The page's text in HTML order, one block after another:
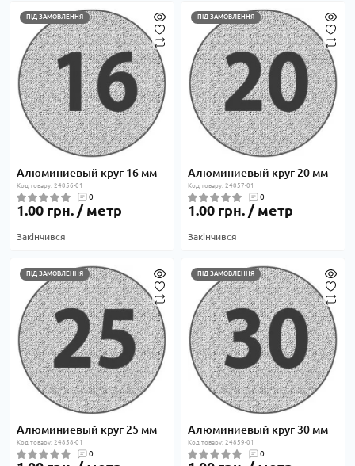
ПІД ЗАМОВЛЕННЯ
Алюминиевый круг 16 мм
Код товару: 24856-01
0
1.00 грн. / метр
Закінчився
ПІД ЗАМОВЛЕННЯ
Алюминиевый круг 20 мм
Код товару: 24857-01
0
1.00 грн. / метр
Закінчився
ПІД ЗАМОВЛЕННЯ
Алюминиевый круг 25 мм
Код товару: 24858-01
0
ПІД ЗАМОВЛЕННЯ
Алюминиевый круг 30 мм
Код товару: 24859-01
0